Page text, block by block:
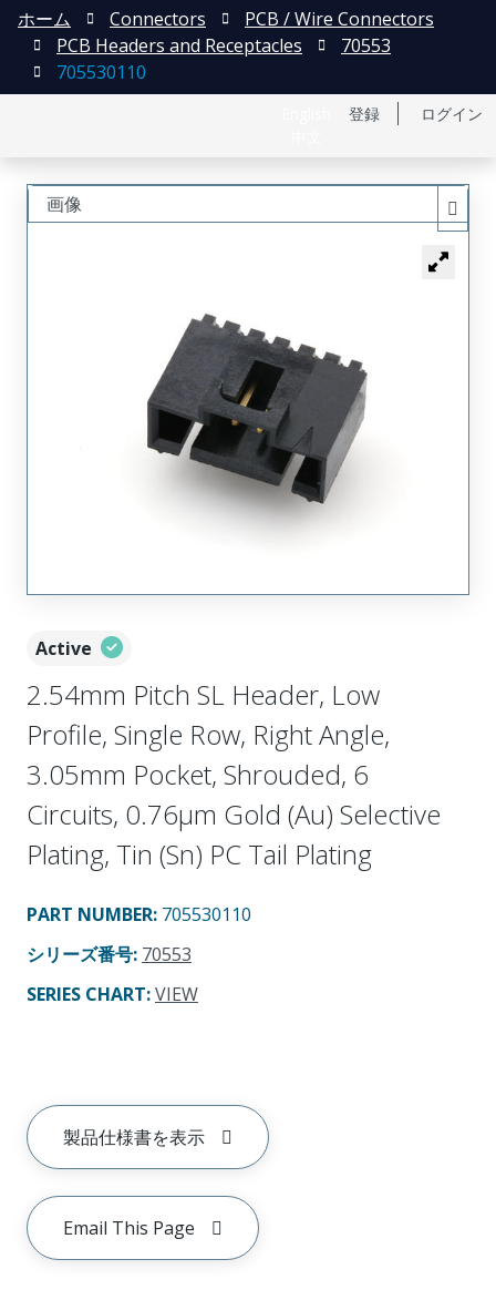
登録 ログイン
ホーム Connectors
PCB / Wire Connectors
PCB Headers and Receptacles
70553
705530110
Active
2.54mm Pitch SL Header, Low
Profile, Single Row, Right Angle,
3.05mm Pocket, Shrouded, 6
Circuits, 0.76µm Gold (Au) Selective
Plating, Tin (Sn) PC Tail Plating
PART NUMBER: 705530110
シリーズ番号: 70553
SERIES CHART:VIEW
製品仕様書を表示
Email This Page
画像